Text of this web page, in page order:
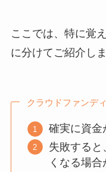
ここでは、特に覚
に分けてご紹介しま
クラウドファンデ
確実に資金
失敗すると
くなる場合